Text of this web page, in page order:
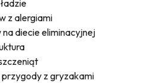
z alergiami
diecie eliminacyjnej
z gryzakami